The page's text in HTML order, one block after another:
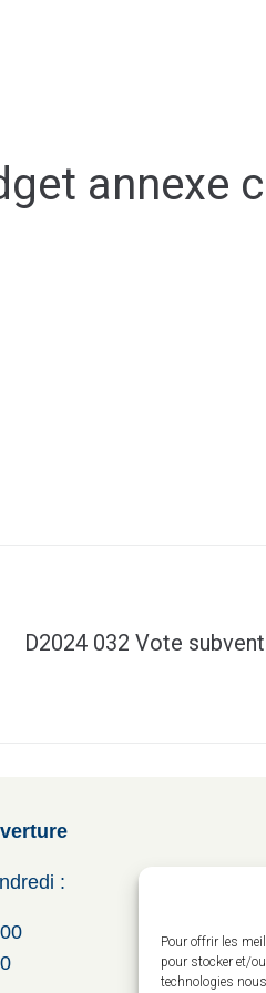
Pour offrir les
pour stocker et/
technologies
annexe
D2024 032 Vote
: